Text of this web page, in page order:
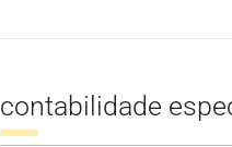
contabilidade